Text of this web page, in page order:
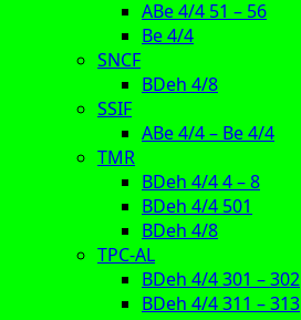
ABe 4/4 51 – 56
Be 4/4
SNCF
BDeh 4/8
SSIF
ABe 4/4 – Be 4/4
TMR
BDeh 4/4 4 – 8
BDeh 4/4 501
BDeh 4/8
TPC-AL
BDeh 4/4 301 – 302
BDeh 4/4 311 – 313